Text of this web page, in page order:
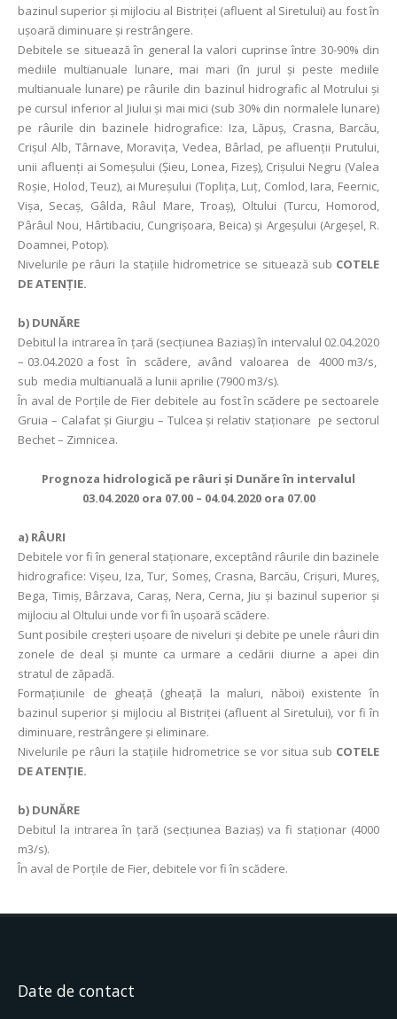
bazinul superior și mijlociu al Bistriței (afluent al Siretului) au fost în
ușoară diminuare și restrângere.
Debitele se situează în general la valori cuprinse între 30-90% din
mediile multianuale lunare, mai mari (în jurul și peste mediile
multianuale lunare) pe râurile din bazinul hidrografic al Motrului și
pe cursul inferior al Jiului şi mai mici (sub 30% din normalele lunare)
pe râurile din bazinele hidrografice: Iza, Lăpuș, Crasna, Barcău,
Crişul Alb, Târnave, Moraviţa, Vedea, Bârlad, pe afluenții Prutului,
unii afluenți ai Someșului (Șieu, Lonea, Fizeș), Crișului Negru (Valea
Roșie, Holod, Teuz), ai Mureșului (Toplița, Luț, Comlod, Iara, Feernic,
Vișa, Secaș, Gâlda, Râul Mare, Troaș), Oltului (Turcu, Homorod,
Pârâul Nou, Hârtibaciu, Cungrișoara, Beica) și Argeșului (Argeșel, R.
Doamnei, Potop).
Nivelurile pe râuri la staţiile hidrometrice se situează sub COTELE
DE ATENŢIE.
b) DUNĂRE
Debitul la intrarea în ţară (secţiunea Baziaş) în intervalul 02.04.2020
– 03.04.2020 a fost în scădere, având valoarea de 4000 m3/s,
sub media multianuală a lunii aprilie (7900 m3/s).
În aval de Porţile de Fier debitele au fost în scădere pe sectoarele
Gruia – Calafat și Giurgiu – Tulcea şi relativ staţionare pe sectorul
Bechet – Zimnicea.
Prognoza hidrologică pe râuri şi Dunăre în intervalul
03.04.2020 ora 07.00 – 04.04.2020 ora 07.00
a) RÂURI
Debitele vor fi în general staționare, exceptând râurile din bazinele
hidrografice: Vișeu, Iza, Tur, Someș, Crasna, Barcău, Crișuri, Mureș,
Bega, Timiș, Bârzava, Caraș, Nera, Cerna, Jiu și bazinul superior și
mijlociu al Oltului unde vor fi în ușoară scădere.
Sunt posibile creşteri ușoare de niveluri şi debite pe unele râuri din
zonele de deal şi munte ca urmare a cedării diurne a apei din
stratul de zăpadă.
Formațiunile de gheață (gheață la maluri, năboi) existente în
bazinul superior și mijlociu al Bistriței (afluent al Siretului), vor fi în
diminuare, restrângere și eliminare.
Nivelurile pe râuri la stațiile hidrometrice se vor situa sub COTELE
DE ATENȚIE.
b) DUNĂRE
Debitul la intrarea în ţară (secţiunea Baziaş) va fi staţionar (4000
m3/s).
În aval de Porţile de Fier, debitele vor fi în scădere.
Date de contact